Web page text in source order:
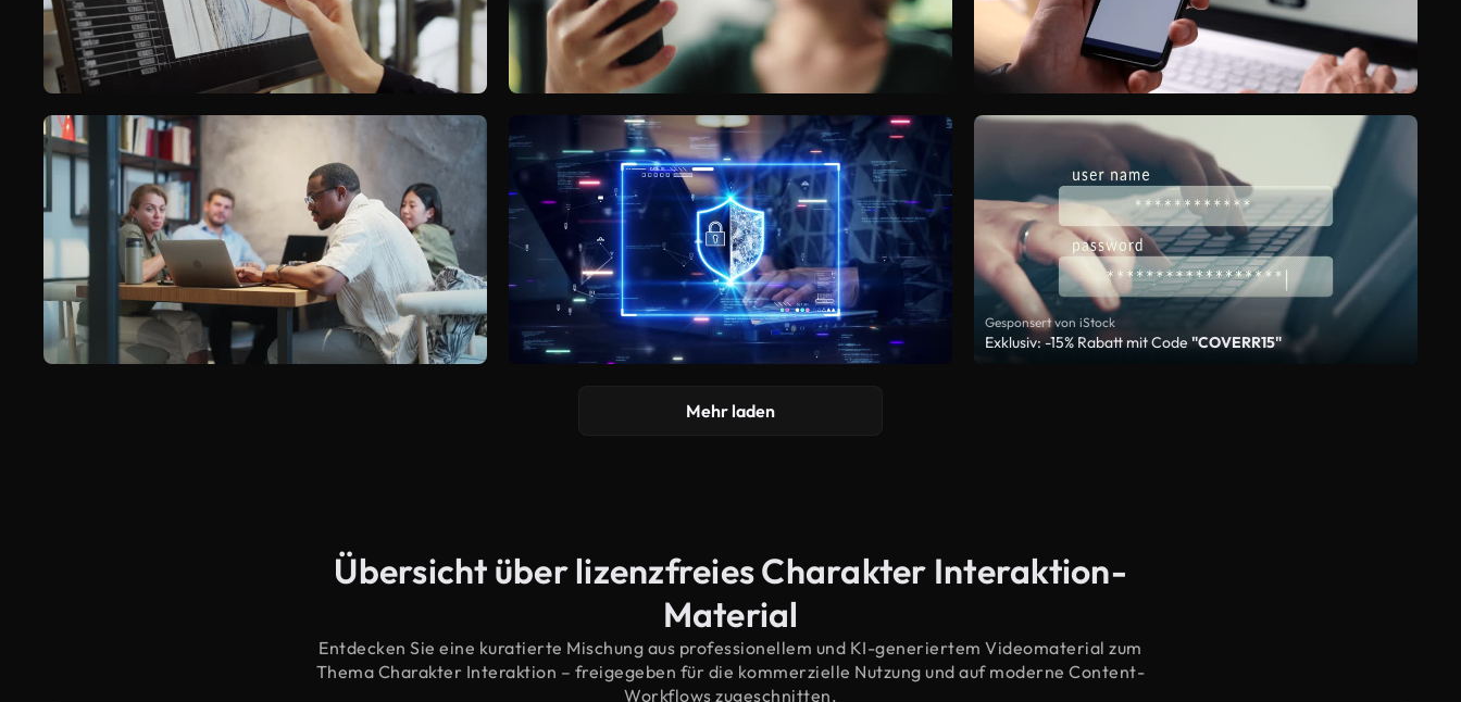
Gesponsert von iStock
Exklusiv: -15% Rabatt mit Code "COVERR15"
Mehr laden
Übersicht über lizenzfreies Charakter Interaktion-
Material
Entdecken Sie eine kuratierte Mischung aus professionellem und KI-generiertem Videomaterial zum
Thema Charakter Interaktion – freigegeben für die kommerzielle Nutzung und auf moderne Content-
Workflows zugeschnitten.